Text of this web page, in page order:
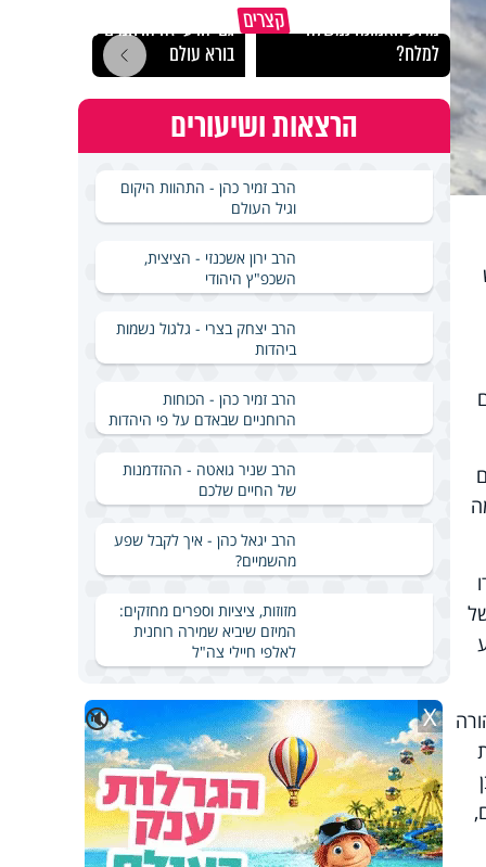
89 בעיצומה
קצרים
מדוע האמונה נמשלה
למלח?
גם ׳הרע׳ זה הרחמים של
בורא עולם
הרצאות ושיעורים
הרב זמיר כהן - התהוות היקום
וגיל העולם
הרב ירון אשכנזי - הציצית,
השכפ"ץ היהודי
הרב יצחק בצרי - גלגול נשמות
ביהדות
הרב זמיר כהן - הכוחות
הרוחניים שבאדם על פי היהדות
הרב שניר גואטה - ההזדמנות
של החיים שלכם
הרב יגאל כהן - איך לקבל שפע
מהשמיים?
מזוזות, ציציות וספרים מחזקים:
המיזם שיביא שמירה רוחנית
לאלפי חיילי צה"ל
🔇 X